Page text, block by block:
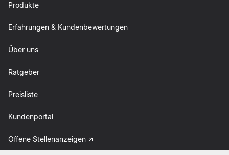
Produkte
Erfahrungen & Kundenbewertungen
Über uns
Ratgeber
Preisliste
Kundenportal
Offene Stellenanzeigen